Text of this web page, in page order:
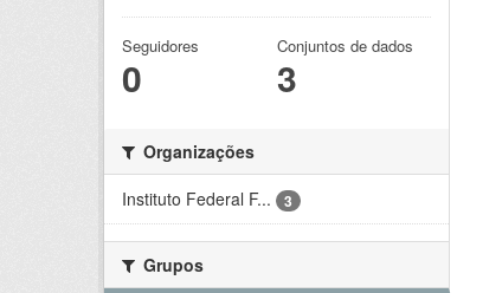
Seguidores
0
Conjuntos de dados
3
Organizações
Instituto Federal F...
3
Grupos